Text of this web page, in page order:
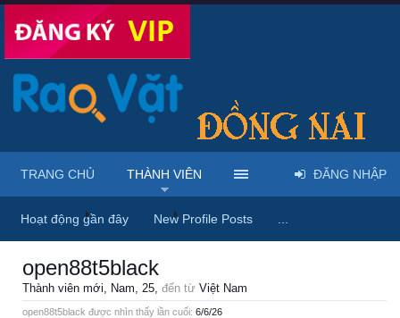
Trang chủ Thành viên open88t5black
open88t5black
Thành viên mới, Nam, 25, đến từ Việt Nam
open88t5black được nhìn thấy lần cuối: 6/6/26
TRANG CHỦ THÀNH VIÊN
Hoạt động gần đây New Profile Posts
ĐĂNG NHẬP